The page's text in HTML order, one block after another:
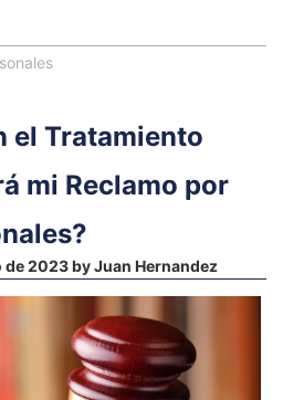
el Tratamiento
mi Reclamo por
de 2023byJuan Hernandez